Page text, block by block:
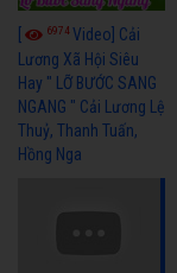
6974Video] Cải
Lương Xã Hội Siêu
Hay " LỠ BƯỚC SANG
NGANG " Cải Lương Lệ
Thuỷ, Thanh Tuấn,
Hồng Nga